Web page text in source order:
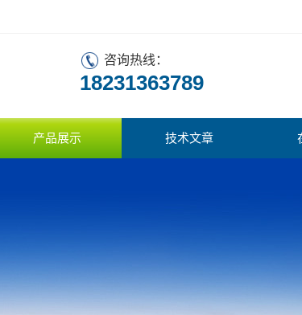
咨询热线：
18231363789
产品展示 技术文章